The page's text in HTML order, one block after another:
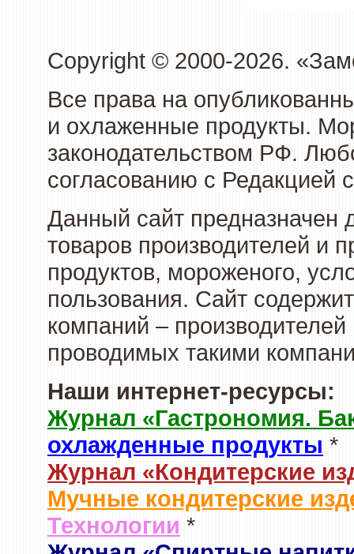
Copyright © 2000-2026.
Все права на
и охлаженные продукты.
законодательством РФ.
согласованию с Редакцией
Данный сайт предназначен
товаров производителей и
продуктов, мороженого,
пользования. Сайт
компаний –
проводимых такими
Наши интернет-ресурсы:
Журнал «Гастрономия.
охлажденные продукты *
Журнал «Кондитерские
Мучные кондитерские
Технологии *